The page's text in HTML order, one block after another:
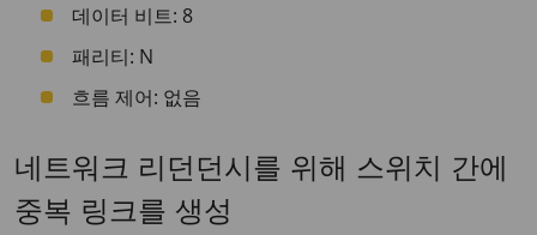
데이터 비트: 8
패리티: N
흐름 제어: 없음
네트워크 리던던시를 위해 스위치 간에
중복 링크를 생성